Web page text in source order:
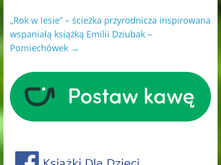
„Rok w lesie” – ścieżka przyrodnicza inspirowana
wspaniałą książką Emilii Dziubak –
Pomiechówek →